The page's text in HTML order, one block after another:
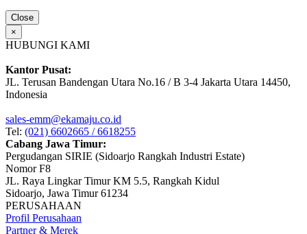
Close
×
HUBUNGI KAMI
Kantor Pusat:
JL. Terusan Bandengan Utara No.16 / B 3-4 Jakarta Utara 14450,
Indonesia
sales-emm@ekamaju.co.id
Tel: (021) 6602665 / 6618255
Cabang Jawa Timur:
Pergudangan SIRIE (Sidoarjo Rangkah Industri Estate)
Nomor F8
JL. Raya Lingkar Timur KM 5.5, Rangkah Kidul
Sidoarjo, Jawa Timur 61234
PERUSAHAAN
Profil Perusahaan
Partner & Merek